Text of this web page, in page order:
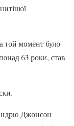
той момент було
63 роки, став
Джонсон